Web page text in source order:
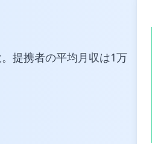
提携者の平均月収は1万